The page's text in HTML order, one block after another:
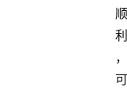
顺
利
，
可